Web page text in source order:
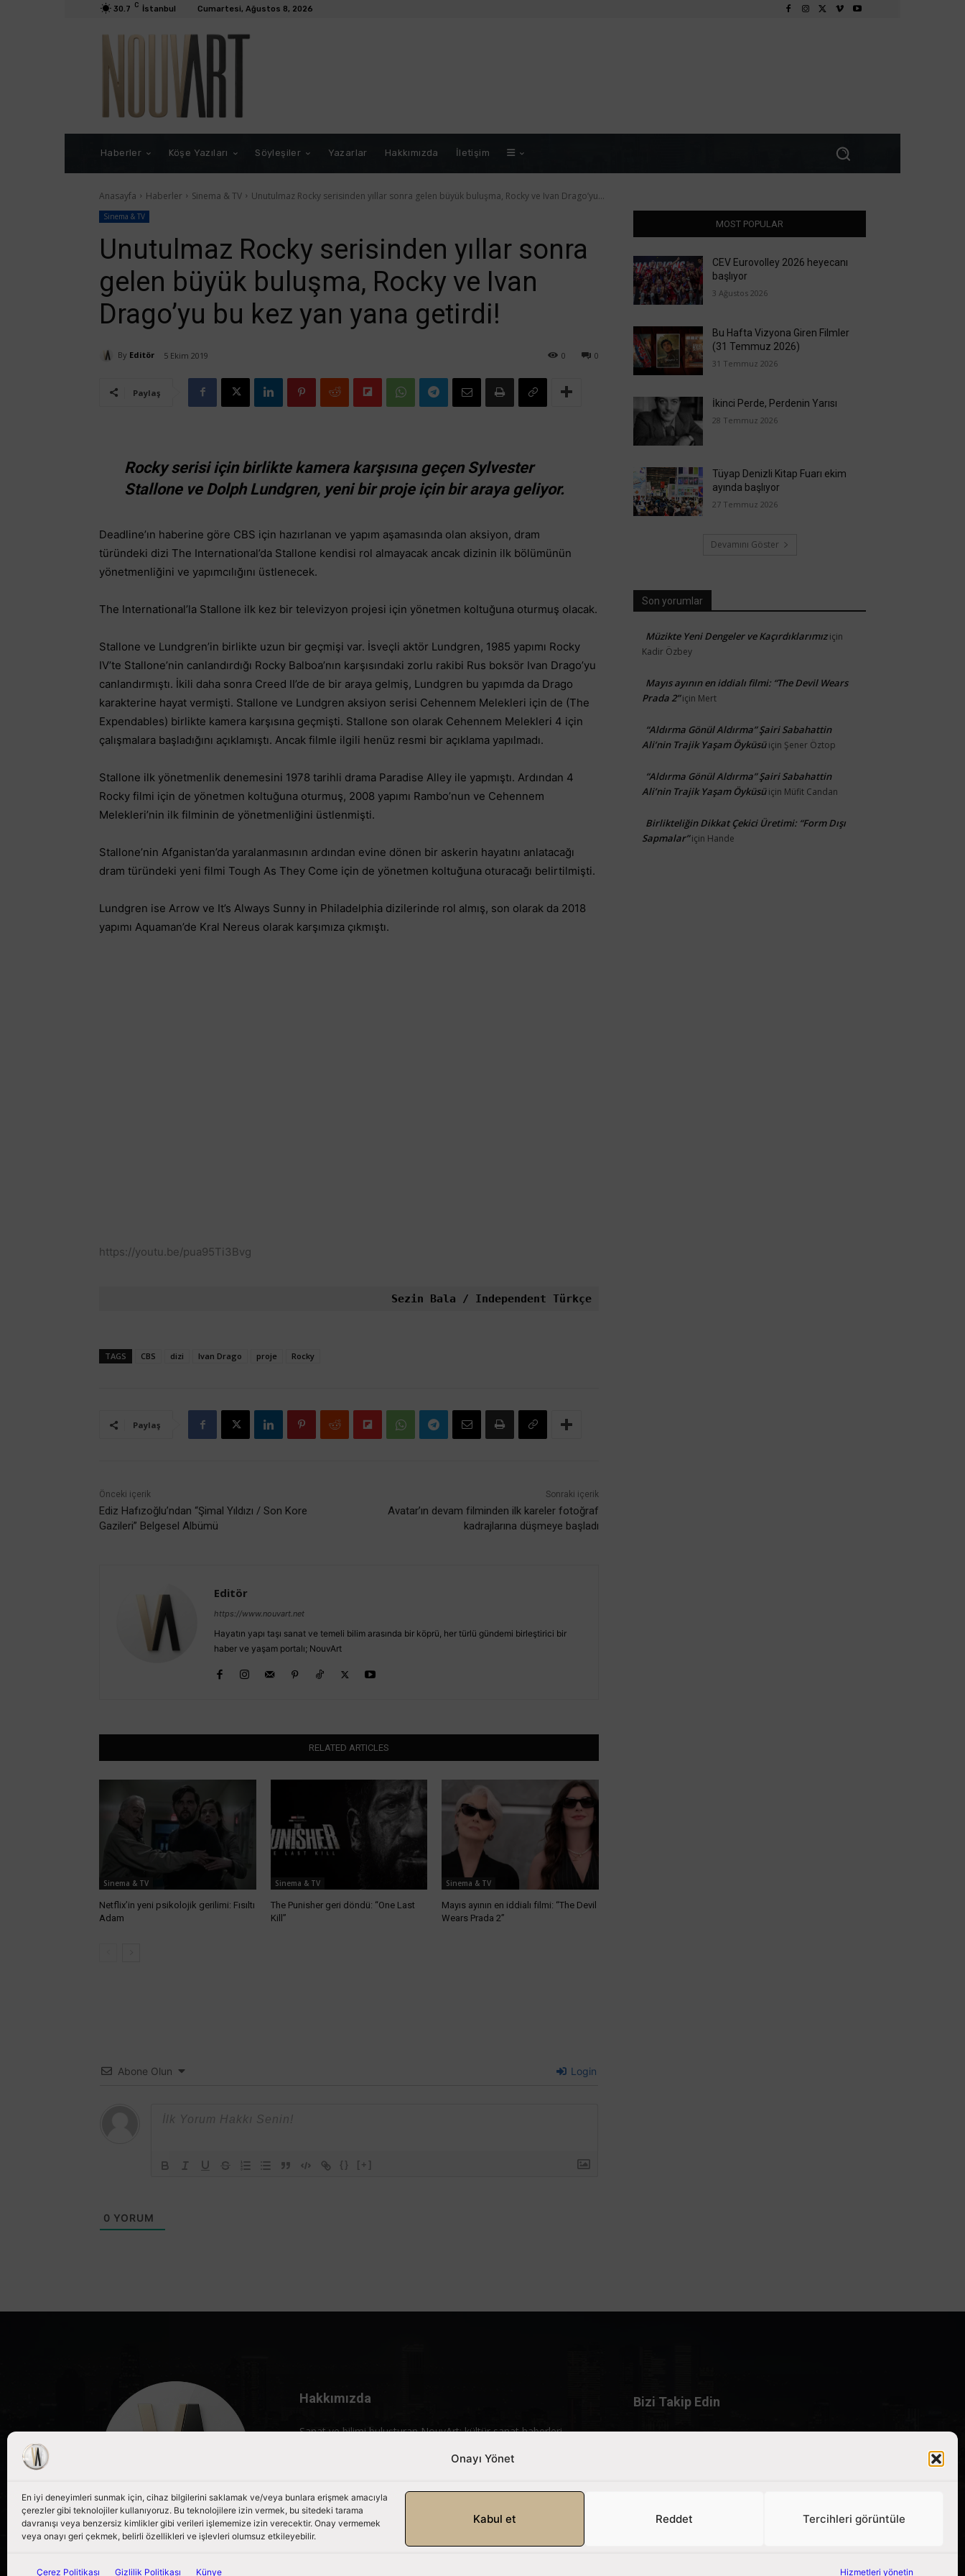
Onayı Yönet
En iyi deneyimleri sunmak için, cihaz bilgilerini saklamak ve/veya bunlara erişmek amacıyla
çerezler gibi teknolojiler kullanıyoruz. Bu teknolojilere izin vermek, bu sitedeki tarama
davranışı veya benzersiz kimlikler gibi verileri işlememize izin verecektir. Onay vermemek
veya onayı geri çekmek, belirli özellikleri ve işlevleri olumsuz etkileyebilir.
Hizmetleri yönetin
Kabul et Reddet Tercihleri görüntüle
Çerez Politikası Gizlilik Politikası Künye
30.7 C İstanbul Cumartesi, Ağustos 8, 2026
Haberler Köşe Yazıları Söyleşiler Yazarlar Hakkımızda İletişim
Anasayfa Haberler Sinema & TV Unutulmaz Rocky serisinden yıllar sonra gelen büyük buluşma, Rocky ve Ivan Drago’yu...
Sinema & TV
Unutulmaz Rocky serisinden yıllar sonra
gelen büyük buluşma, Rocky ve Ivan
Drago’yu bu kez yan yana getirdi!
By Editör 5 Ekim 2019 0
0
Paylaş
Rocky serisi için birlikte kamera karşısına geçen Sylvester
Stallone ve Dolph Lundgren, yeni bir proje için bir araya geliyor.
Deadline’ın haberine göre CBS için hazırlanan ve yapım aşamasında olan aksiyon, dram
türündeki dizi The International’da Stallone kendisi rol almayacak ancak dizinin ilk bölümünün
yönetmenliğini ve yapımcılığını üstlenecek.
The International’la Stallone ilk kez bir televizyon projesi için yönetmen koltuğuna oturmuş olacak.
Stallone ve Lundgren’in birlikte uzun bir geçmişi var. İsveçli aktör Lundgren, 1985 yapımı Rocky
IV’te Stallone’nin canlandırdığı Rocky Balboa’nın karşısındaki zorlu rakibi Rus boksör Ivan Drago’yu
canlandırmıştı. İkili daha sonra Creed II’de de bir araya gelmiş, Lundgren bu yapımda da Drago
karakterine hayat vermişti. Stallone ve Lundgren aksiyon serisi Cehennem Melekleri için de (The
Expendables) birlikte kamera karşısına geçmişti. Stallone son olarak Cehennem Melekleri 4 için
çalışmalara başladığını açıklamıştı. Ancak filmle ilgili henüz resmi bir açıklama yapılmadı.
Stallone ilk yönetmenlik denemesini 1978 tarihli drama Paradise Alley ile yapmıştı. Ardından 4
Rocky filmi için de yönetmen koltuğuna oturmuş, 2008 yapımı Rambo’nun ve Cehennem
Melekleri’nin ilk filminin de yönetmenliğini üstlenmişti.
Stallone’nin Afganistan’da yaralanmasının ardından evine dönen bir askerin hayatını anlatacağı
dram türündeki yeni filmi Tough As They Come için de yönetmen koltuğuna oturacağı belirtilmişti.
Lundgren ise Arrow ve It’s Always Sunny in Philadelphia dizilerinde rol almış, son olarak da 2018
yapımı Aquaman’de Kral Nereus olarak karşımıza çıkmıştı.
https://youtu.be/pua95Ti3Bvg
Sezin Bala / Independent Türkçe
TAGS CBS dizi Ivan Drago proje Rocky
Paylaş
Önceki içerik
Ediz Hafızoğlu’ndan “Şimal Yıldızı / Son Kore
Gazileri” Belgesel Albümü
Sonraki içerik
Avatar’ın devam filminden ilk kareler fotoğraf
kadrajlarına düşmeye başladı
Editör
https://www.nouvart.net
Hayatın yapı taşı sanat ve temeli bilim arasında bir köprü, her türlü gündemi birleştirici bir
haber ve yaşam portalı; NouvArt
RELATED ARTICLES
Sinema & TV
Netflix’in yeni psikolojik gerilimi: Fısıltı
Adam
Sinema & TV
The Punisher geri döndü: “One Last
Kill”
Sinema & TV
Mayıs ayının en iddialı filmi: “The Devil
Wears Prada 2”
Abone Olun Login
{} [+]
0 YORUM
MOST POPULAR
CEV Eurovolley 2026 heyecanı
başlıyor
3 Ağustos 2026
Bu Hafta Vizyona Giren Filmler
(31 Temmuz 2026)
31 Temmuz 2026
İkinci Perde, Perdenin Yarısı
28 Temmuz 2026
Tüyap Denizli Kitap Fuarı ekim
ayında başlıyor
27 Temmuz 2026
Devamını Göster
Son yorumlar
Müzikte Yeni Dengeler ve Kaçırdıklarımıziçin
Kadir Özbey
Mayıs ayının en iddialı filmi: “The Devil Wears
Prada 2”için Mert
“Aldırma Gönül Aldırma” Şairi Sabahattin
Ali’nin Trajik Yaşam Öyküsüiçin Şener Öztop
“Aldırma Gönül Aldırma” Şairi Sabahattin
Ali’nin Trajik Yaşam Öyküsüiçin Müfit Candan
Birlikteliğin Dikkat Çekici Üretimi: “Form Dışı
Sapmalar”için Hande
Hakkımızda
Sanat ve bilimi buluşturan NouvArt; kültür sanat haberleri,
Bizimle iletişime geçin:info@nouvart.net
Bizi Takip Edin